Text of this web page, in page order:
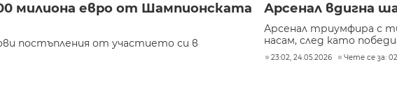
милиона евро от Шампионската
постъпления от участието си в
Арсенал вдигна
Арсенал триумфира с
насам, след като
23:02, 24.05.2026 Чете се за: